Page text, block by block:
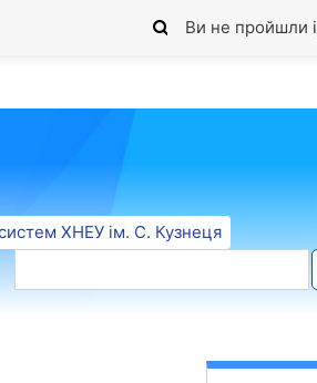
Ви не пройшли
ХНЕУ ім. С. Кузнеця
Пропустити